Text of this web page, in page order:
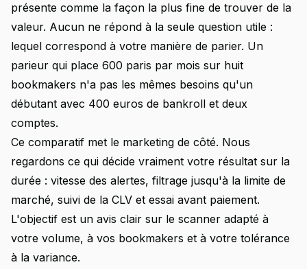
présente comme la façon la plus fine de trouver de la
valeur. Aucun ne répond à la seule question utile :
lequel correspond à votre manière de parier. Un
parieur qui place 600 paris par mois sur huit
bookmakers n'a pas les mêmes besoins qu'un
débutant avec 400 euros de bankroll et deux
comptes.
Ce comparatif met le marketing de côté. Nous
regardons ce qui décide vraiment votre résultat sur la
durée : vitesse des alertes, filtrage jusqu'à la limite de
marché, suivi de la CLV et essai avant paiement.
L'objectif est un avis clair sur le scanner adapté à
votre volume, à vos bookmakers et à votre tolérance
à la variance.